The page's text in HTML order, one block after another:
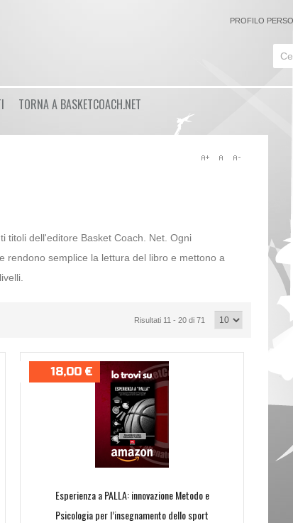
PROFILO
TORNA A BASKETCOACH.NET
titoli dell'editore Basket Coach. Net. Ogni
rendono semplice la lettura del libro e mettono a
Risultati 11 - 20 di 71
18,00 €
Esperienza a PALLA: innovazione Metodo e
Psicologia per l’insegnamento dello sport
orRegistrati